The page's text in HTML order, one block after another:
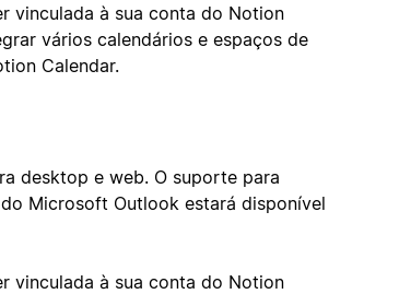
vinculada à sua conta do Notion
vários calendários e espaços de
Calendar.
desktop e web. O suporte para
Microsoft Outlook estará disponível
vinculada à sua conta do Notion